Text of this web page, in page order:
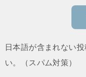
日本語が含まれない
い。（スパム対策）